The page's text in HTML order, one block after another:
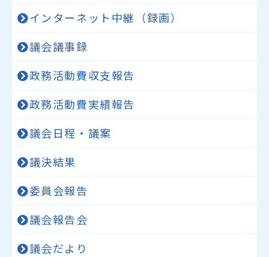
インターネット中継（録画）
議会議事録
政務活動費収支報告
政務活動費実績報告
議会日程・議案
議決結果
委員会報告
議会報告会
議会だより